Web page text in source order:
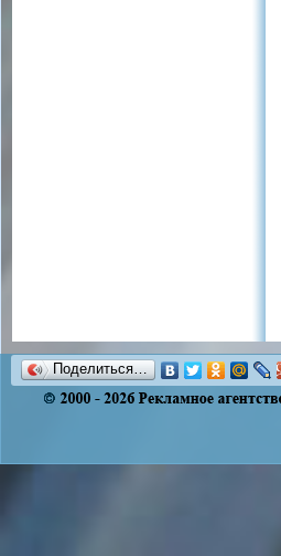
Поделиться…